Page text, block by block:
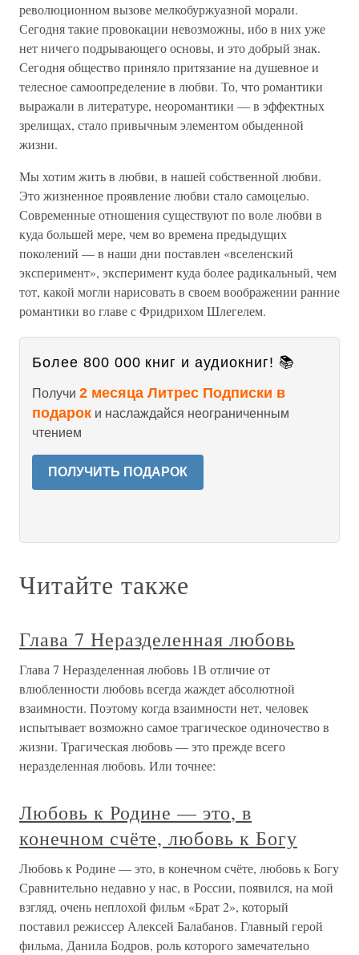
революционном вызове мелкобуржуазной морали.
Сегодня такие провокации невозможны, ибо в них уже
нет ничего подрывающего основы, и это добрый знак.
Сегодня общество приняло притязание на душевное и
телесное самоопределение в любви. То, что романтики
выражали в литературе, неоромантики — в эффектных
зрелищах, стало привычным элементом обыденной
жизни.
Мы хотим жить в любви, в нашей собственной любви.
Это жизненное проявление любви стало самоцелью.
Современные отношения существуют по воле любви в
куда большей мере, чем во времена предыдущих
поколений — в наши дни поставлен «вселенский
эксперимент», эксперимент куда более радикальный, чем
тот, какой могли нарисовать в своем воображении ранние
романтики во главе с Фридрихом Шлегелем.
Более 800 000 книг и аудиокниг! 📚
Получи 2 месяца Литрес Подписки в
подарок и наслаждайся неограниченным
чтением
ПОЛУЧИТЬ ПОДАРОК
Читайте также
Глава 7 Неразделенная любовь
Глава 7 Неразделенная любовь 1В отличие от
влюбленности любовь всегда жаждет абсолютной
взаимности. Поэтому когда взаимности нет, человек
испытывает возможно самое трагическое одиночество в
жизни. Трагическая любовь — это прежде всего
неразделенная любовь. Или точнее:
Любовь к Родине — это, в
конечном счёте, любовь к Богу
Любовь к Родине — это, в конечном счёте, любовь к Богу
Сравнительно недавно у нас, в России, появился, на мой
взгляд, очень неплохой фильм «Брат 2», который
поставил режиссер Алексей Балабанов. Главный герой
фильма, Данила Бодров, роль которого замечательно